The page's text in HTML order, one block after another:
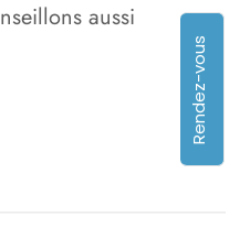
Rendez-vous
aussi